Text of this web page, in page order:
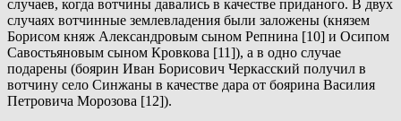
случаев, когда вотчины давались в качестве приданого. В двух
случаях вотчинные землевладения были заложены (князем
Борисом княж Александровым сыном Репнина [10] и Осипом
Савостьяновым сыном Кровкова [11]), а в одно случае
подарены (боярин Иван Борисович Черкасский получил в
вотчину село Синжаны в качестве дара от боярина Василия
Петровича Морозова [12]).